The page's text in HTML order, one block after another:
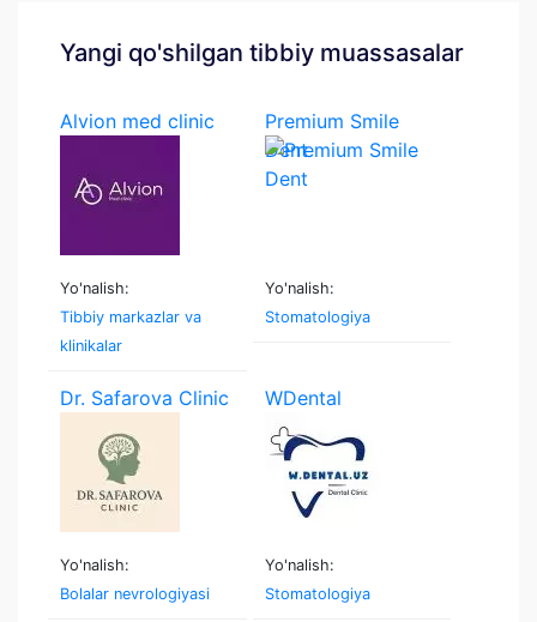
Yangi qo'shilgan tibbiy muassasalar
Alvion med clinic
Yo'nalish:
Tibbiy markazlar va
klinikalar
Premium Smile
Dent
Yo'nalish:
Stomatologiya
Dr. Safarova Clinic
Yo'nalish:
Bolalar nevrologiyasi
WDental
Yo'nalish:
Stomatologiya